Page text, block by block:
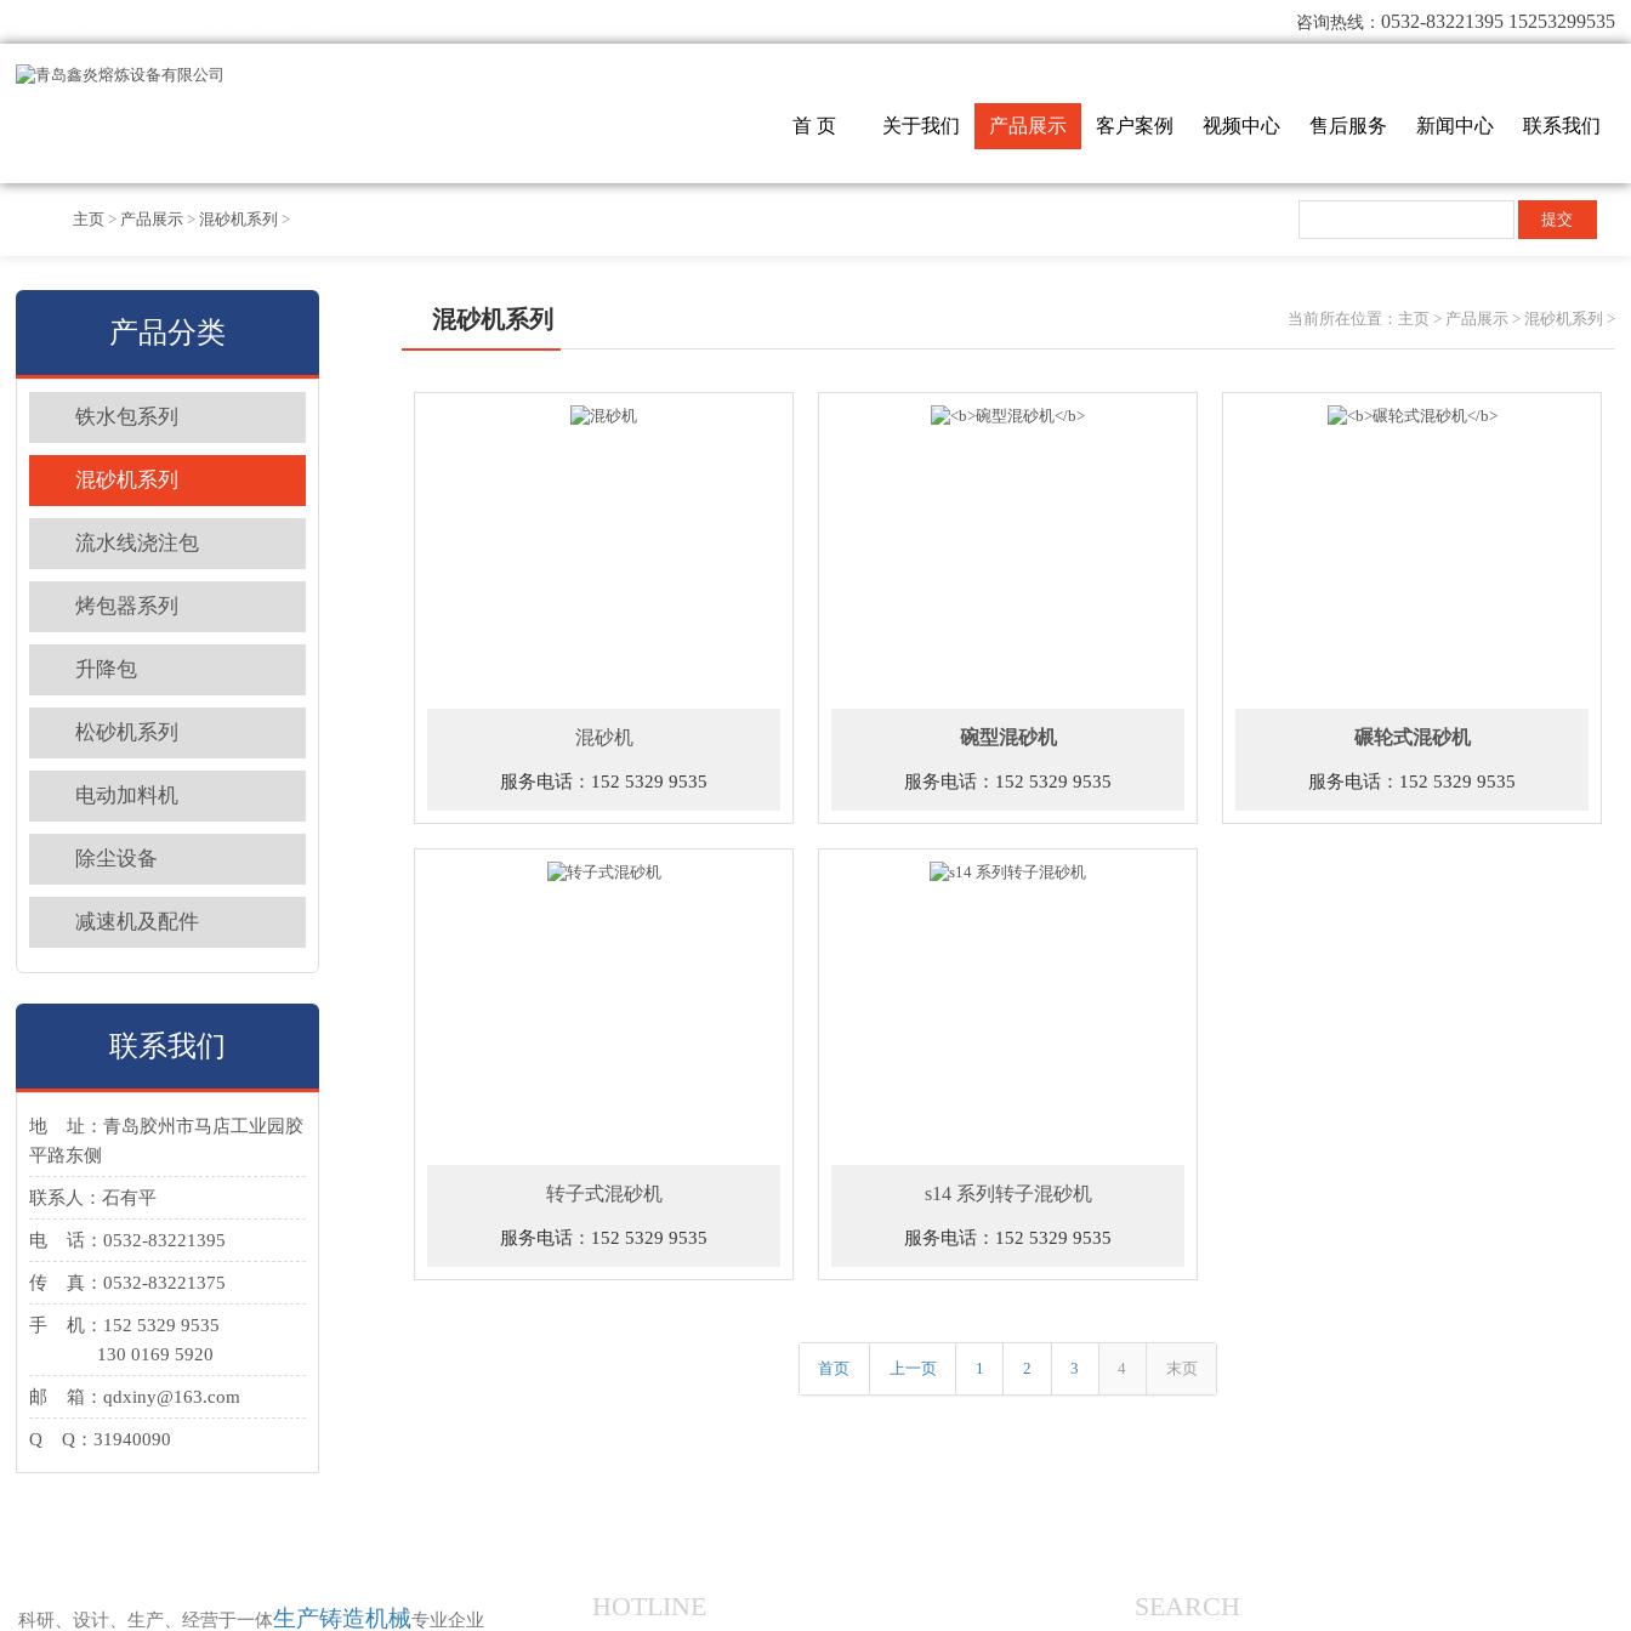
咨询热线： 0532-83221395 15253299535
首 页 关于我们 产品展示 客户案例 视频中心 售后服务 新闻中心 联系我们
主页 > 产品展示 >混砂机系列 >
产品分类
铁水包系列
混砂机系列
流水线浇注包
烤包器系列
升降包
松砂机系列
电动加料机
除尘设备
减速机及配件
联系我们
地 址：青岛胶州市马店工业园胶
平路东侧
联系人：石有平
电 话：0532-83221395
传 真：0532-83221375
手 机：152 5329 9535
130 0169 5920
邮 箱：qdxiny@163.com
Q Q：31940090
混砂机系列 当前所在位置： 主页> 产品展示> 混砂机系列 >
混砂机
服务电话：152 5329 9535
碗型混砂机
服务电话：152 5329 9535
碾轮式混砂机
服务电话：152 5329 9535
转子式混砂机
服务电话：152 5329 9535
s14 系列转子混砂机
服务电话：152 5329 9535
首页 上一页 1 2 3 4 末页
科研、设计、生产、经营于一体生产铸造机械专业企业 HOTLINE SEARCH